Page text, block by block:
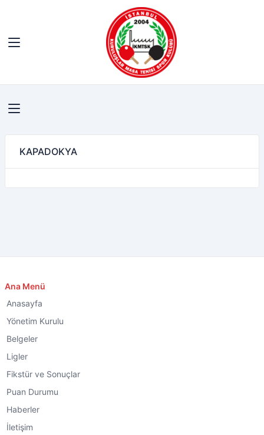
KAPADOKYA
Ana Menü
Anasayfa
Yönetim Kurulu
Belgeler
Ligler
Fikstür ve Sonuçlar
Puan Durumu
Haberler
İletişim